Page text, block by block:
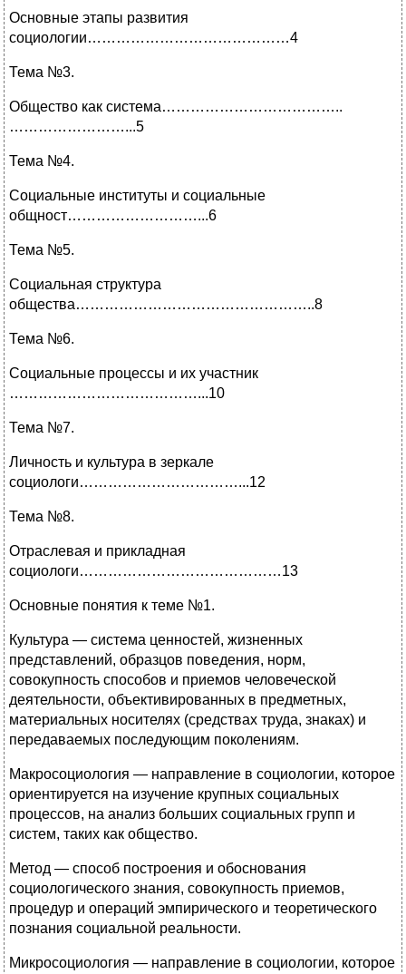
Основные этапы развития
социологии……………………………………4
Тема №3.
Общество как система………………………………..
……………………...5
Тема №4.
Социальные институты и социальные
общност………………………...6
Тема №5.
Социальная структура
общества…………………………………………..8
Тема №6.
Социальные процессы и их участник
…………………………………...10
Тема №7.
Личность и культура в зеркале
социологи……………………………...12
Тема №8.
Отраслевая и прикладная
социологи……………………………………13
Основные понятия к теме №1.
Культура — система ценностей, жизненных
представлений, образцов поведения, норм,
совокупность способов и приемов человеческой
деятельности, объективированных в предметных,
материальных носителях (средствах труда, знаках) и
передаваемых последующим поколениям.
Макросоциология — направление в социологии, которое
ориентируется на изучение крупных социальных
процессов, на анализ больших социальных групп и
систем, таких как общество.
Метод — способ построения и обоснования
социологического знания, совокупность приемов,
процедур и операций эмпирического и теоретического
познания социальной реальности.
Микросоциология — направление в социологии, которое